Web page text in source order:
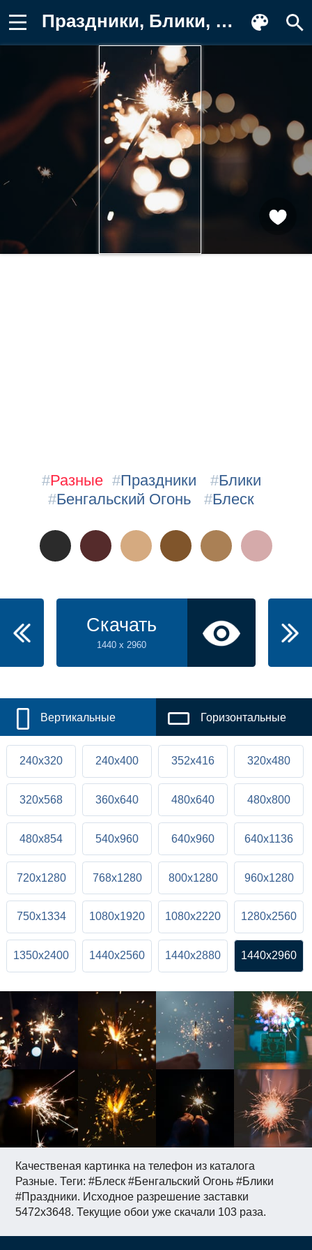
Праздники, Блики, Бенгальский Огонь Обои для телефона
Качественая картинка на телефон из каталога
Разные. Теги: #Блеск #Бенгальский Огонь #Блики
#Праздники. Исходное разрешение заставки
5472x3648. Текущие обои уже скачали 103 раза.
#Разные #Праздники #Блики
#Бенгальский Огонь #Блеск
Скачать
1440 x 2960
Вертикальные Горизонтальные
240x320 240x400 352x416 320x480
320x568 360x640 480x640 480x800
480x854 540x960 640x960 640x1136
720x1280 768x1280 800x1280 960x1280
750x1334 1080x1920 1080x2220 1280x2560
1350x2400 1440x2560 1440x2880 1440x2960